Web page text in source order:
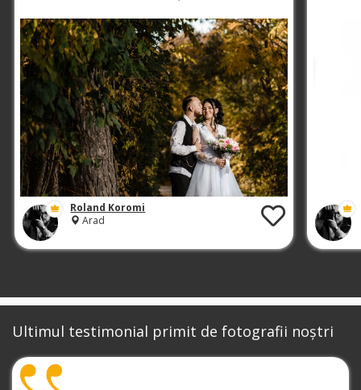
Roland Koromi
Arad
Ultimul testimonial primit de fotografii noștri